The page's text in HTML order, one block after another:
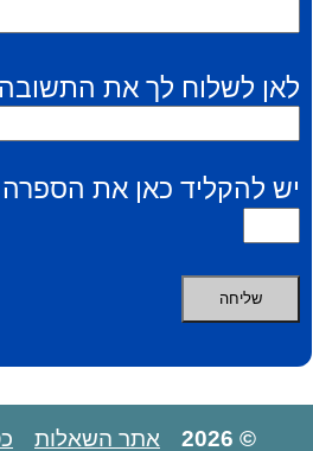
לאן לשלוח לך את
יש להקליד כאן את הספרה
© 2026 אתר השאלות